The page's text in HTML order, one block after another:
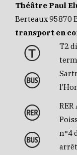
Théâtre Paul
Berteaux 95870
transport en
T2
n°4